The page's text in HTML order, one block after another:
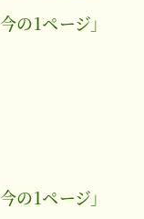
の1ページ」
の1ページ」